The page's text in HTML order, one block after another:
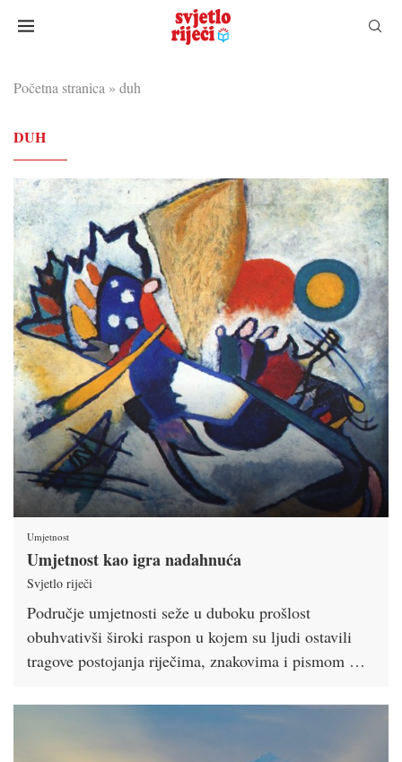
Početna stranica » duh
DUH
Umjetnost
Umjetnost kao igra nadahnuća
Svjetlo riječi
Područje umjetnosti seže u duboku prošlost
obuhvativši široki raspon u kojem su ljudi ostavili
tragove postojanja riječima, znakovima i pismom …